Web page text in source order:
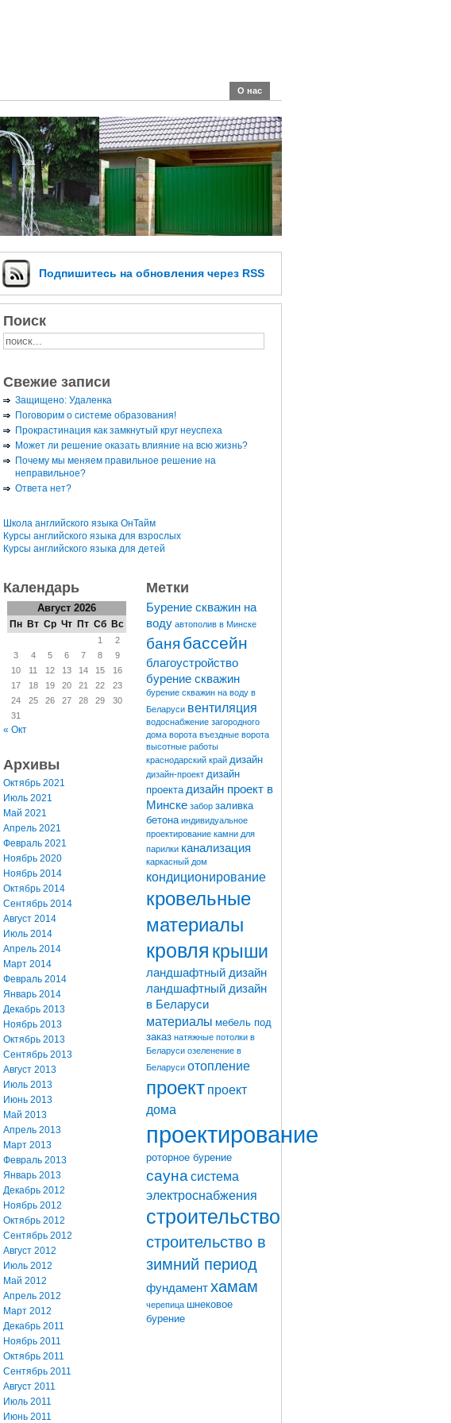
О нас
Подпишитесь на обновления через RSS
Поиск
Свежие записи
Защищено: Удаленка
Поговорим о системе образования!
Прокрастинация как замкнутый круг неуспеха
Может ли решение оказать влияние на всю жизнь?
Почему мы меняем правильное решение на
неправильное?
Ответа нет?
Школа английского языка ОнТайм
Курсы английского языка для взрослых
Курсы английского языка для детей
Календарь
Август 2026
Пн Вт Ср Чт Пт Сб Вс
1
2
3
4 5 6 7 8
9
10
11 12 13 14 15
16
17
18 19 20 21 22
23
24
25 26 27 28 29
30
31
« Окт
Архивы
Октябрь 2021
Июль 2021
Май 2021
Апрель 2021
Февраль 2021
Ноябрь 2020
Ноябрь 2014
Октябрь 2014
Сентябрь 2014
Август 2014
Июль 2014
Апрель 2014
Март 2014
Февраль 2014
Январь 2014
Декабрь 2013
Ноябрь 2013
Октябрь 2013
Сентябрь 2013
Август 2013
Июль 2013
Июнь 2013
Май 2013
Апрель 2013
Март 2013
Февраль 2013
Январь 2013
Декабрь 2012
Ноябрь 2012
Октябрь 2012
Сентябрь 2012
Август 2012
Июль 2012
Май 2012
Апрель 2012
Март 2012
Декабрь 2011
Ноябрь 2011
Октябрь 2011
Сентябрь 2011
Август 2011
Июль 2011
Июнь 2011
Метки
Бурение скважин на
воду автополив в Минске
баня бассейн
благоустройство
бурение скважин
бурение скважин на воду в
Беларуси вентиляция
водоснабжение загородного
дома ворота въездные ворота
высотные работы
краснодарский край дизайн
дизайн-проект дизайн
проекта дизайн проект в
Минске забор заливка
бетона индивидуальное
проектирование камни для
парилки канализация
каркасный дом
кондиционирование
кровельные
материалы
кровля крыши
ландшафтный дизайн
ландшафтный дизайн
в Беларуси
материалы мебель под
заказ натяжные потолки в
Беларуси озеленение в
Беларуси отопление
проект проект
дома
проектирование
роторное бурение
сауна система
электроснабжения
строительство
строительство в
зимний период
фундаментхамам
черепица шнековое
бурение